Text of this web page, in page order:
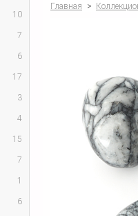
10
7
6
17
3
4
15
7
1
6
Главная >